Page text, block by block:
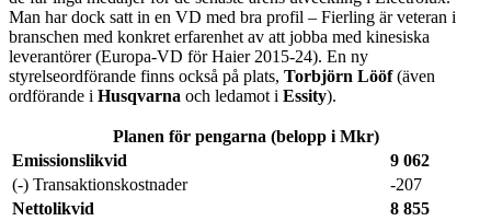
Man har dock satt in en VD med bra profil – Fierling är veteran i
branschen med konkret erfarenhet av att jobba med kinesiska
leverantörer (Europa-VD för Haier 2015-24). En ny
styrelseordförande finns också på plats, Torbjörn Lööf(även
ordförande i Husqvarna och ledamot i Essity).
Planen för pengarna (belopp i Mkr)
Emissionslikvid
9 062
(-) Transaktionskostnader
-207
Nettolikvid
8 855